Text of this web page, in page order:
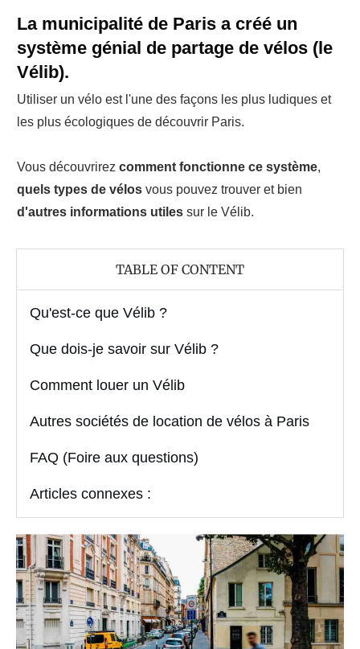
La municipalité de Paris a créé un
système génial de partage de vélos (le
Vélib).
Utiliser un vélo est l'une des façons les plus ludiques et
les plus écologiques de découvrir Paris.
Vous découvrirez comment fonctionne ce système,
quels types de vélos vous pouvez trouver et bien
d'autres informations utiles sur le Vélib.
TABLE OF CONTENT
Qu'est-ce que Vélib ?
Que dois-je savoir sur Vélib ?
Comment louer un Vélib
Autres sociétés de location de vélos à Paris
FAQ (Foire aux questions)
Articles connexes :